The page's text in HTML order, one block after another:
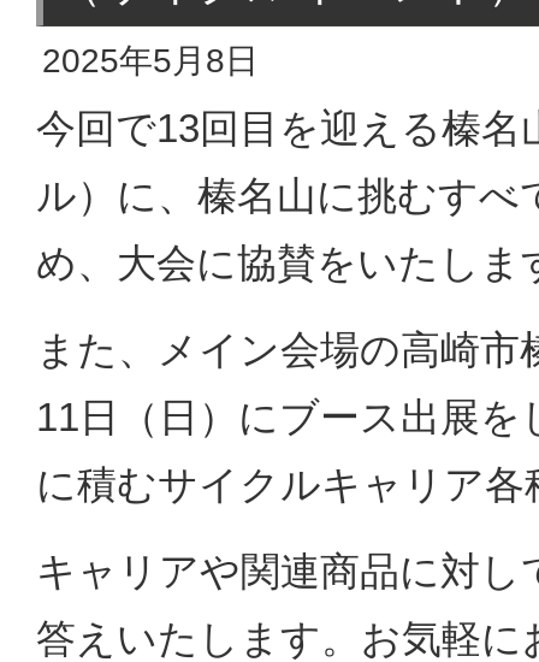
2025年5月8日
今回で13回目を迎える榛
ル）に、榛名山に挑むす
め、大会に協賛をいたしま
また、メイン会場の高崎
11日（日）にブース出展
に積むサイクルキャリア
キャリアや関連商品に対
答えいたします。お気軽